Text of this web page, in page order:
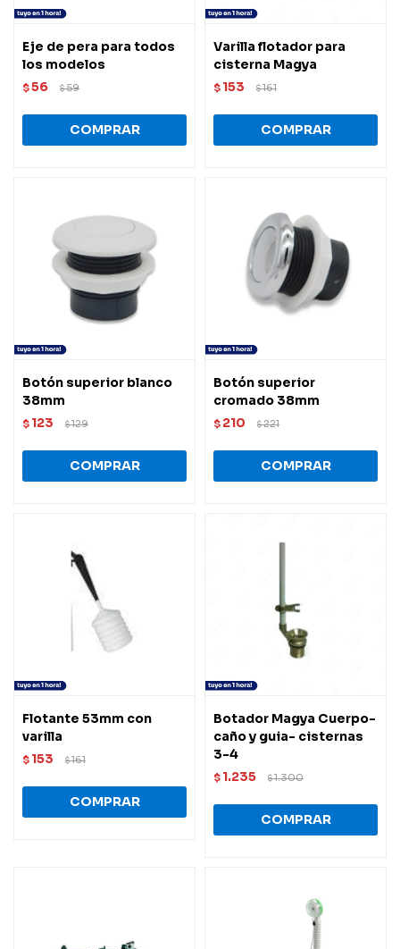
Eje de pera para todos
los modelos
$56 $59
Varilla flotador para
cisterna Magya
$ 153 $161
Botón superior blanco
38mm
$ 123 $129
Botón superior
cromado 38mm
$ 210 $221
Flotante 53mm con
varilla
$ 153 $161
Botador Magya Cuerpo-
caño y guia- cisternas
3-4
$ 1.235 $1.300